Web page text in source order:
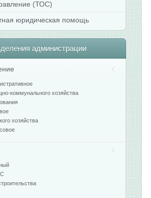
(ТОС)
юридическая помощь
администрации
коммунального хозяйства
хозяйства